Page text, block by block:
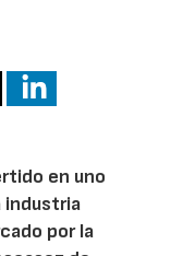
en uno
industria
por la